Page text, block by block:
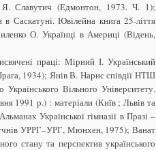
Я. Славутич (Едмонтон, 1973. Ч. 1);
Саскатуні. Ювілейна книга 25-ліття
О. Українці в Америці (Відень,
праці: Мірний І. Український
1934); Янів В. Нарис співдії НТШ
Вільного Університету.
1991 р.) : матеріали (Київ ; Львів та
Української гімназії в Празі –
УРРГ–УРГ, Мюнхен, 1975); Ванат
стану та перспектив українського